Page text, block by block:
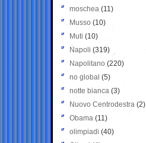
moschea (11)
Musso (10)
Muti (10)
Napoli (319)
Napolitano (220)
no global (5)
notte bianca (3)
Nuovo Centrodestra (2)
Obama (11)
olimpiadi (40)